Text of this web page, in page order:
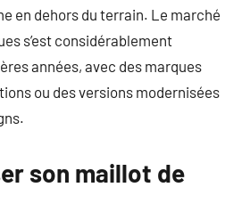
en dehors du terrain. Le marché
s’est considérablement
années, avec des marques
ou des versions modernisées
son maillot de